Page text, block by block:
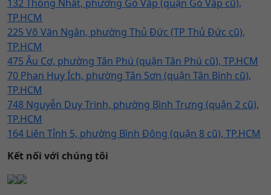
132 Thống Nhất, phường Gò Vấp (quận Gò Vấp cũ),
TP.HCM
225 Võ Văn Ngân, phường Thủ Đức (TP Thủ Đức cũ),
TP.HCM
475 Âu Cơ, phường Tân Phú (quận Tân Phú cũ), TP.HCM
70 Phan Huy Ích, phường Tân Sơn (quận Tân Bình cũ),
TP.HCM
748 Nguyễn Duy Trinh, phường Bình Trưng (quận 2 cũ),
TP.HCM
164 Liên Tỉnh 5, phường Bình Đông (quận 8 cũ), TP.HCM
Kết nối với chúng tôi